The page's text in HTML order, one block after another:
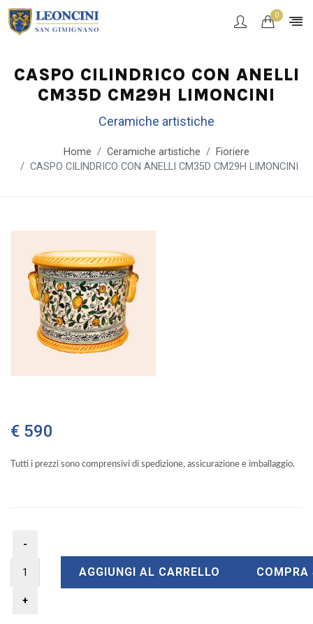
0
CASPO CILINDRICO CON ANELLI
CM35D CM29H LIMONCINI
Ceramiche artistiche
Home Ceramiche artistiche
Fioriere
CASPO CILINDRICO CON ANELLI CM35D CM29H LIMONCINI
€ 590
Tutti i prezzi sono comprensivi di spedizione, assicurazione e imballaggio.
AGGIUNGI AL CARRELLO COMPRA